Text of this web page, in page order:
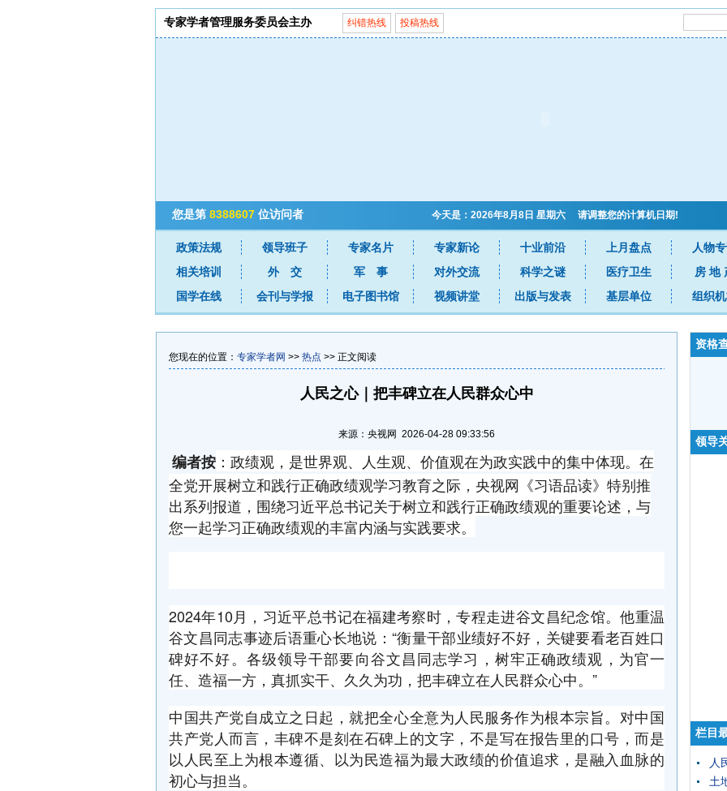
专家学者管理服务委员会主办 纠错热线 投稿热线
您是第 8388607 位访问者 今天是：2026年8月8日 星期六 请调整您的计算机日期!
政策法规 领导班子 专家名片 专家新论 十业前沿 上月盘点
人物
相关培训
外 交 军 事 对外交流 科学之谜 医疗卫生
房 地
国学在线
会刊与学报 电子图书馆 视频讲堂 出版与发表 基层单位 组织
您现在的位置： 专家学者网 >> 热点 >> 正文阅读
人民之心｜把丰碑立在人民群众心中
来源：央视网 2026-04-28 09:33:56
编者按 ：政绩观，是世界观、人生观、价值观在为政实践中的集中体现。在
全党开展树立和践行正确政绩观学习教育之际，央视网《习语品读》特别推
出系列报道，围绕习近平总书记关于树立和践行正确政绩观的重要论述，与
您一起学习正确政绩观的丰富内涵与实践要求。
2024年10月，习近平总书记在福建考察时，专程走进谷文昌纪念馆。他重温
谷文昌同志事迹后语重心长地说：“衡量干部业绩好不好，关键要看老百姓口
碑好不好。各级领导干部要向谷文昌同志学习，树牢正确政绩观，为官一
任、造福一方，真抓实干、久久为功，把丰碑立在人民群众心中。”
中国共产党自成立之日起，就把全心全意为人民服务作为根本宗旨。对中国
共产党人而言，丰碑不是刻在石碑上的文字，不是写在报告里的口号，而是
以人民至上为根本遵循、以为民造福为最大政绩的价值追求，是融入血脉的
初心与担当。
资格
领导
栏目
人
土